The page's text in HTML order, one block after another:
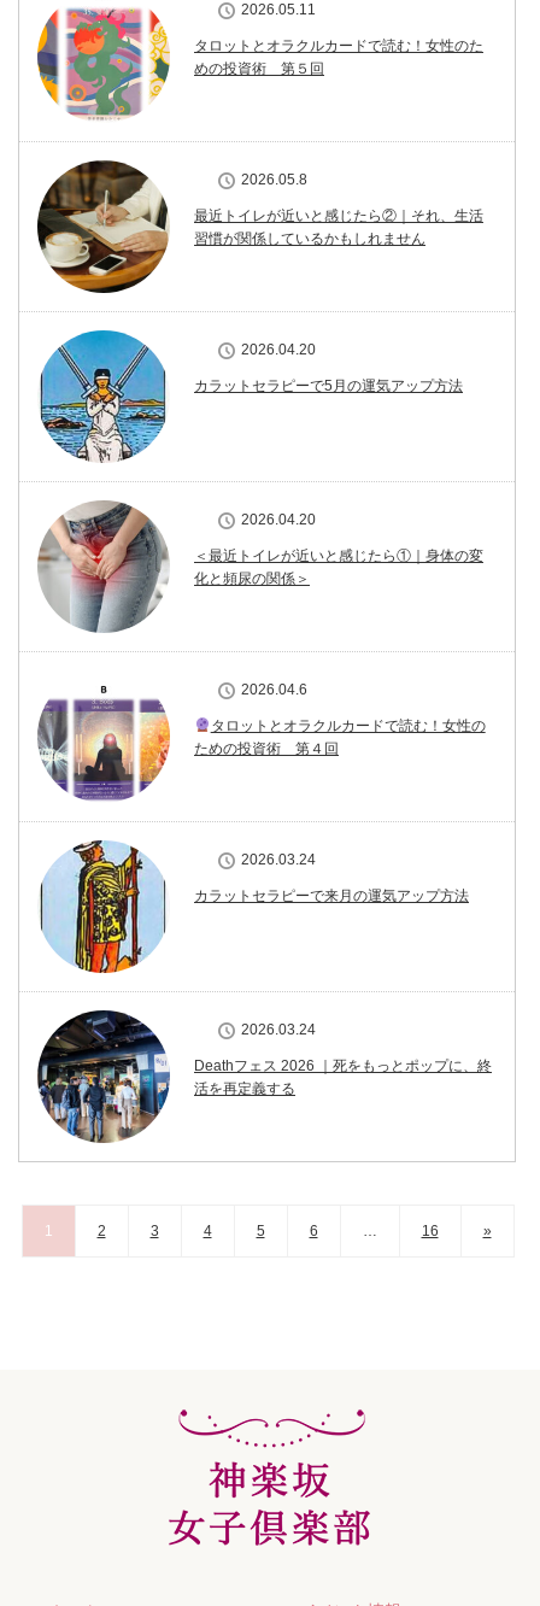
2026.05.11
タロットとオラクルカードで読む！女性のた
めの投資術 第５回
2026.05.8
最近トイレが近いと感じたら②｜それ、生活
習慣が関係しているかもしれません
2026.04.20
カラットセラピーで5月の運気アップ方法
2026.04.20
＜最近トイレが近いと感じたら①｜身体の変
化と頻尿の関係＞
2026.04.6
タロットとオラクルカードで読む！女性の
ための投資術 第４回
2026.03.24
カラットセラピーで来月の運気アップ方法
2026.03.24
Deathフェス 2026 ｜死をもっとポップに、終
活を再定義する
1 2 3 4 5 6 … 16 »